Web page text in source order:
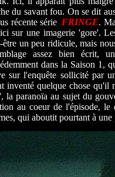
du savant fou. On se dit
récente sérieFRINGE.
sur une imagerie 'gore'.
être un peu ridicule, mais
assez bien écrit,
dans la Saison 1,
sur l'enquête sollicité par
inventé quelque chose qu'il
la paranoïa au sujet du
au coeur de l'épisode,
qui aboutit pourtant à une